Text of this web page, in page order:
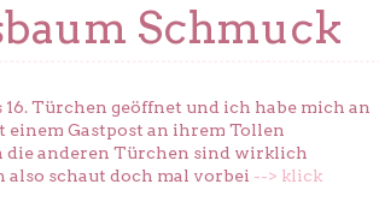
Schmuck
16. Türchen geöffnet und ich habe mich an
Gastpost an ihrem Tollen
anderen Türchen sind wirklich
schaut doch mal vorbei --> klick